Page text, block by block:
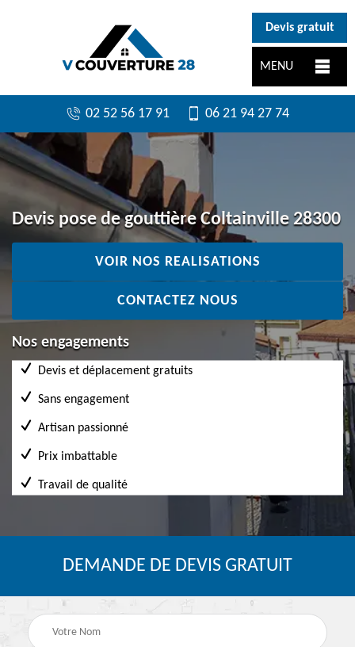
Devis gratuit
MENU
02 52 56 17 91 06 21 94 27 74
Devis pose de gouttière Coltainville 28300
VOIR NOS REALISATIONS
CONTACTEZ NOUS
Nos engagements
Devis et déplacement gratuits
Sans engagement
Artisan passionné
Prix imbattable
Travail de qualité
DEMANDE DE DEVIS GRATUIT